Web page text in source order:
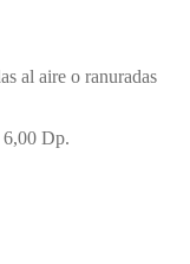
al aire o ranuradas
6,00 Dp.